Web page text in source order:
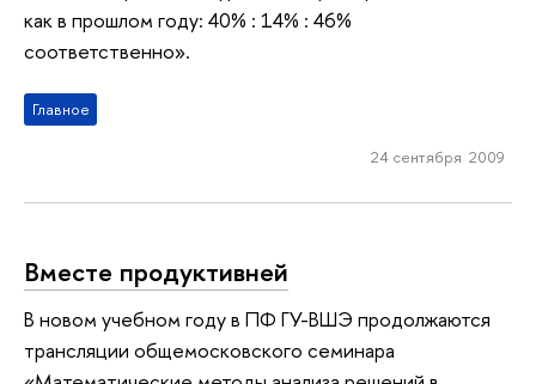
как в прошлом году: 40% : 14% : 46%
соответственно».
Главное
24 сентября 2009
Вместе продуктивней
В новом учебном году в ПФ ГУ-ВШЭ продолжаются
трансляции общемосковского семинара